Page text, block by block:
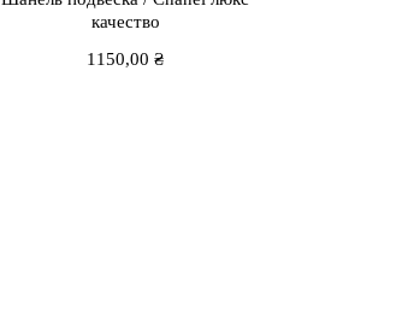
качество
1150,00₴